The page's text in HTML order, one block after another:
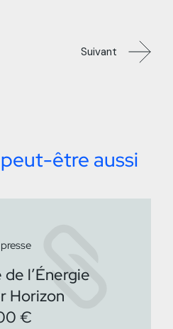
Suivant
être aussi
l’Énergie
Horizon
€